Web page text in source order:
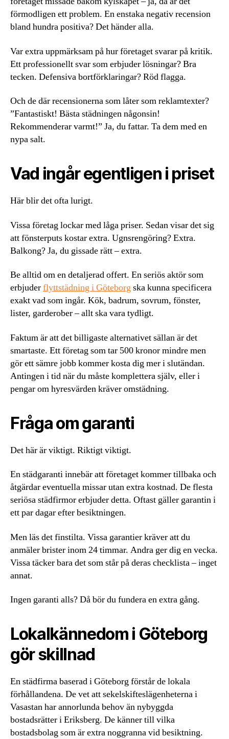
förmodligen ett problem. En enstaka negativ recension
bland hundra positiva? Det händer alla.
Var extra uppmärksam på hur företaget svarar på kritik.
Ett professionellt svar som erbjuder lösningar? Bra
tecken. Defensiva bortförklaringar? Röd flagga.
Och de där recensionerna som låter som reklamtexter?
”Fantastiskt! Bästa städningen någonsin!
Rekommenderar varmt!” Ja, du fattar. Ta dem med en
nypa salt.
Vad ingår egentligen i priset
Här blir det ofta lurigt.
Vissa företag lockar med låga priser. Sedan visar det sig
att fönsterputs kostar extra. Ugnsrengöring? Extra.
Balkong? Ja, du gissade rätt – extra.
Be alltid om en detaljerad offert. En seriös aktör som
erbjuderflyttstädning i Göteborgska kunna specificera
exakt vad som ingår. Kök, badrum, sovrum, fönster,
lister, garderober – allt ska vara tydligt.
Faktum är att det billigaste alternativet sällan är det
smartaste. Ett företag som tar 500 kronor mindre men
gör ett sämre jobb kommer kosta dig mer i slutändan.
Antingen i tid när du måste komplettera själv, eller i
pengar om hyresvärden kräver omstädning.
Fråga om garanti
Det här är viktigt. Riktigt viktigt.
En städgaranti innebär att företaget kommer tillbaka och
åtgärdar eventuella missar utan extra kostnad. De flesta
seriösa städfirmor erbjuder detta. Oftast gäller garantin i
ett par dagar efter besiktningen.
Men läs det finstilta. Vissa garantier kräver att du
anmäler brister inom 24 timmar. Andra ger dig en vecka.
Vissa täcker bara det som står på deras checklista – inget
annat.
Ingen garanti alls? Då bör du fundera en extra gång.
Lokalkännedom i Göteborg
gör skillnad
En städfirma baserad i Göteborg förstår de lokala
förhållandena. De vet att sekelskifteslägenheterna i
Vasastan har annorlunda behov än nybyggda
bostadsrätter i Eriksberg. De känner till vilka
bostadsbolag som är extra noggranna vid besiktning.